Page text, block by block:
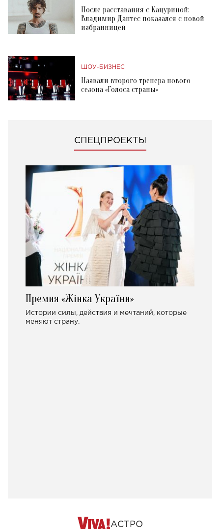
После расставания с Кацуриной:
Владимир Дантес показался с новой
избранницей
ШОУ-БИЗНЕС
Назвали второго тренера нового
сезона «Голоса страны»
СПЕЦПРОЕКТЫ
Премия «Жінка України»
Истории силы, действия и мечтаний, которые
меняют страну.
АСТРО